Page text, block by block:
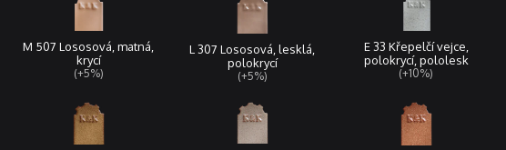
M 507 Lososová, matná,
krycí
(+5%)
L 307 Lososová, lesklá,
polokrycí
(+5%)
E 33 Křepelčí vejce,
polokrycí, pololesk
(+10%)